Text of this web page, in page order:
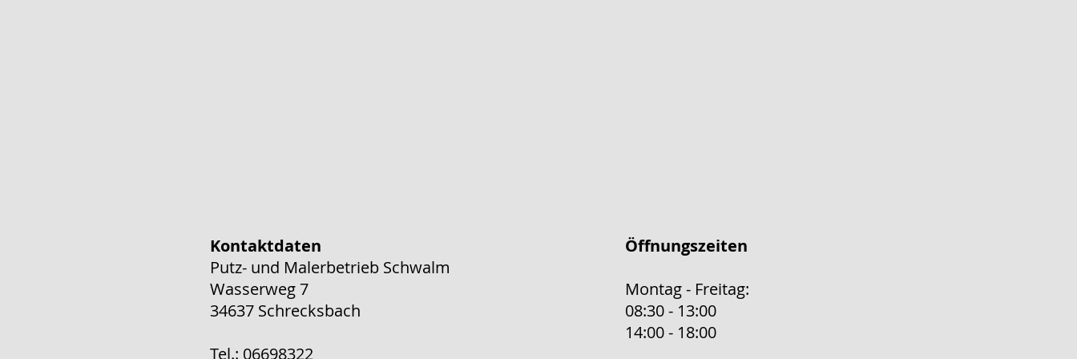
Kontaktdaten
Putz- und Malerbetrieb Schwalm
Wasserweg 7
34637 Schrecksbach
Tel.: 06698322
Öffnungszeiten
Montag - Freitag:
08:30 - 13:00
14:00 - 18:00